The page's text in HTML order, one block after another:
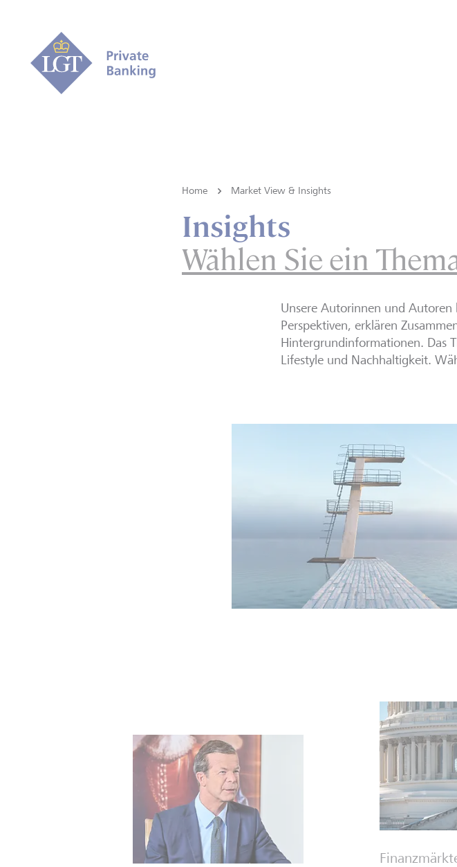
Home Market View & Insights
Insights
Wählen Sie ein
Unsere Autorinnen und Autoren
Perspektiven, erklären
Hintergrundinformationen. Das
Lifestyle und Nachhaltigkeit.